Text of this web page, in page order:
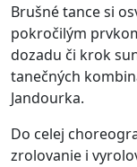
Brušné tance si
pokročilým
dozadu či krok
tanečných
Jandourka.
Do celej
zrolovanie i